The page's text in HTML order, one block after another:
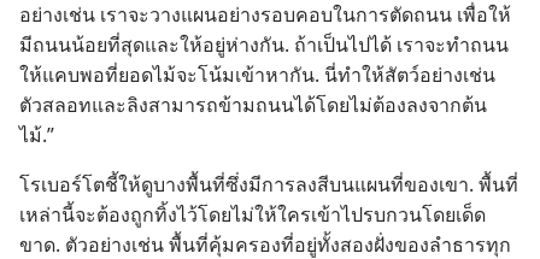
อย่าง​เช่น เรา​จะ​วาง​แผน​อย่าง​รอบคอบ​ใน​การ​ตัด​ถนน เพื่อ​ให้​
มี​ถนน​น้อย​ที่​สุด​และ​ให้​อยู่​ห่าง​กัน. ถ้า​เป็น​ไป​ได้ เรา​จะ​ทำ​ถนน​
ให้​แคบ​พอ​ที่​ยอด​ไม้​จะ​โน้ม​เข้า​หา​กัน. นี่​ทำ​ให้​สัตว์​อย่าง​เช่น
ตัว​สลอท​และ​ลิง​สามารถ​ข้าม​ถนน​ได้​โดย​ไม่​ต้อง​ลง​จาก​ต้น​
ไม้.”
โรเบอร์โต​ชี้​ให้​ดู​บาง​พื้น​ที่​ซึ่ง​มี​การ​ลง​สี​บน​แผนที่​ของ​เขา. พื้น​ที่​
เหล่า​นี้​จะ​ต้อง​ถูก​ทิ้ง​ไว้​โดย​ไม่​ให้​ใคร​เข้า​ไป​รบกวน​โดย​เด็ด
ขาด. ตัว​อย่าง​เช่น พื้น​ที่​คุ้มครอง​ที่​อยู่​ทั้ง​สอง​ฝั่ง​ของ​ลำธาร​ทุก​